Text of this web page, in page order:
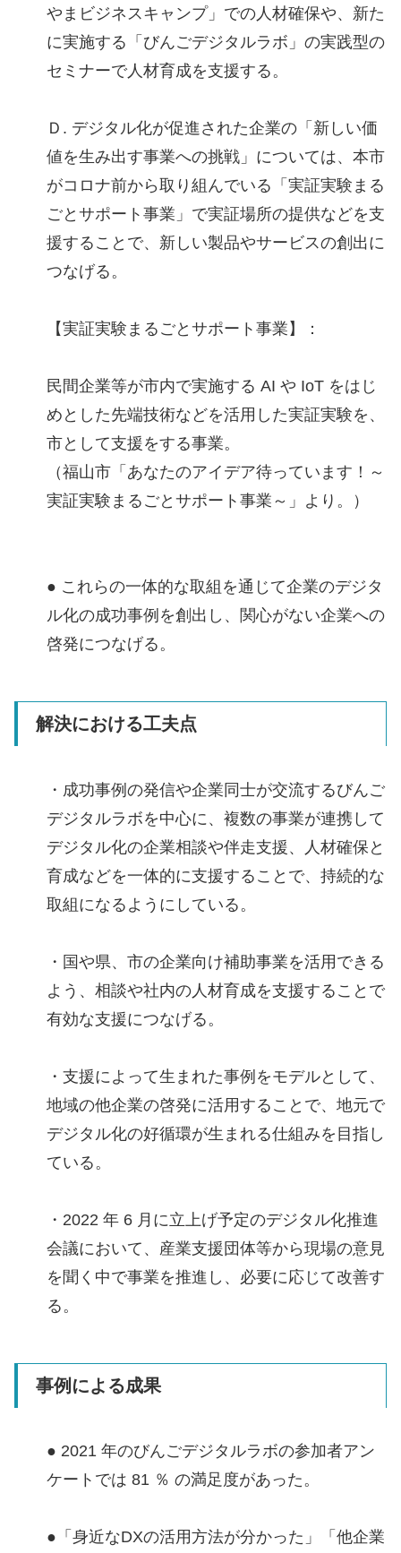
やまビジネスキャンプ」での人材確保や、新た
に実施する「びんごデジタルラボ」の実践型の
セミナーで人材育成を支援する。
Ｄ. デジタル化が促進された企業の「新しい価
値を生み出す事業への挑戦」については、本市
がコロナ前から取り組んでいる「実証実験まる
ごとサポート事業」で実証場所の提供などを支
援することで、新しい製品やサービスの創出に
つなげる。
【実証実験まるごとサポート事業】：
民間企業等が市内で実施する AI や IoT をはじ
めとした先端技術などを活用した実証実験を、
市として支援をする事業。
（福山市「あなたのアイデア待っています！～
実証実験まるごとサポート事業～」より。）
● これらの一体的な取組を通じて企業のデジタ
ル化の成功事例を創出し、関心がない企業への
啓発につなげる。
解決における工夫点
・成功事例の発信や企業同士が交流するびんご
デジタルラボを中心に、複数の事業が連携して
デジタル化の企業相談や伴走支援、人材確保と
育成などを一体的に支援することで、持続的な
取組になるようにしている。
・国や県、市の企業向け補助事業を活用できる
よう、相談や社内の人材育成を支援することで
有効な支援につなげる。
・支援によって生まれた事例をモデルとして、
地域の他企業の啓発に活用することで、地元で
デジタル化の好循環が生まれる仕組みを目指し
ている。
・2022 年 6 月に立上げ予定のデジタル化推進
会議において、産業支援団体等から現場の意見
を聞く中で事業を推進し、必要に応じて改善す
る。
事例による成果
● 2021 年のびんごデジタルラボの参加者アン
ケートでは 81 ％ の満足度があった。
●「身近なDXの活用方法が分かった」「他企業